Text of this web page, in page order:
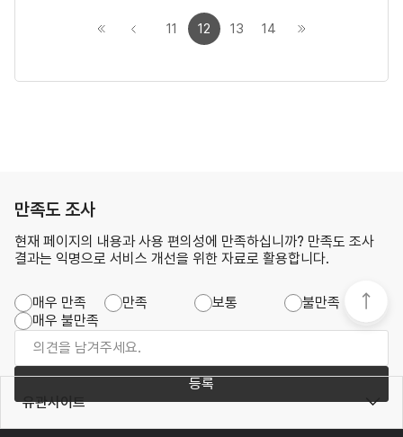
11 12 13 14
만족도 조사
현재 페이지의 내용과 사용 편의성에 만족하십니까? 만족도 조사
결과는 익명으로 서비스 개선을 위한 자료로 활용합니다.
매우 만족 만족 보통
불만족
매우 불만족
등록
유관사이트